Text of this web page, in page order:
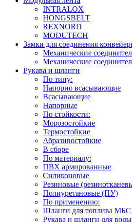
INTRALOX
HONGSBELT
REXNORD
MODUTECH
Замки для соединения
Механические
Механические
Рукава и шланги
По типу:
Напорно всасывающие
Всасывающие
Напорные
По стойкости:
Морозостойкие
Термостойкие
Абразивостойкие
В сборе
По материалу:
ПВХ армированные
Силиконовые
Резиновые
Полиуретановые (ПУ)
По применению:
Шланги для топлива МБС
Рукава и шланги для воды